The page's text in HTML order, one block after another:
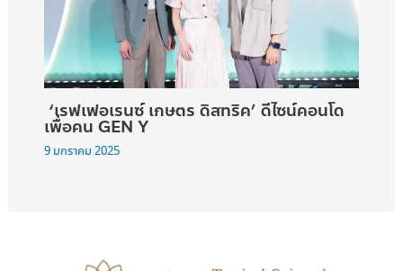
‘เรฟเฟอเรนซ์ เกษตร ดิสทริค’ ดีไซน์คอนโด
เพื่อคน GEN Y
9 มกราคม 2025